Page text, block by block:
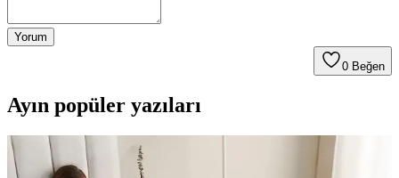
Yorum
0 Beğen
Ayın popüler yazıları